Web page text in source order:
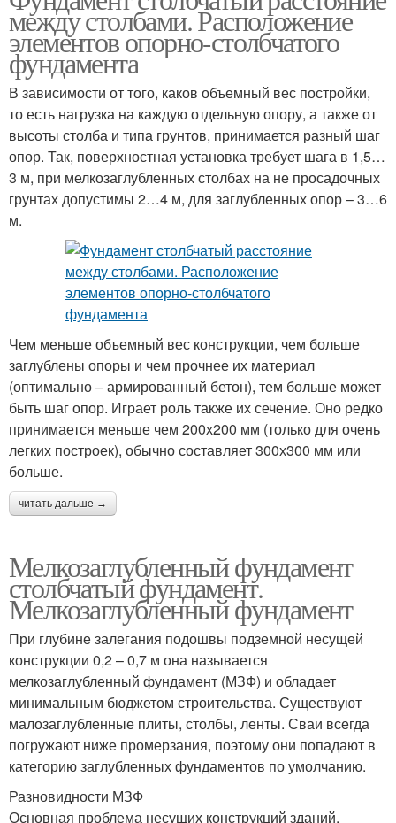
между столбами. Расположение
элементов опорно-столбчатого
фундамента
В зависимости от того, каков объемный вес постройки,
то есть нагрузка на каждую отдельную опору, а также от
высоты столба и типа грунтов, принимается разный шаг
опор. Так, поверхностная установка требует шага в 1,5…
3 м, при мелкозаглубленных столбах на не просадочных
грунтах допустимы 2…4 м, для заглубленных опор – 3…6
м.
Чем меньше объемный вес конструкции, чем больше
заглублены опоры и чем прочнее их материал
(оптимально – армированный бетон), тем больше может
быть шаг опор. Играет роль также их сечение. Оно редко
принимается меньше чем 200х200 мм (только для очень
легких построек), обычно составляет 300х300 мм или
больше.
читать дальше →
Мелкозаглубленный фундамент
столбчатый фундамент.
Мелкозаглубленный фундамент
При глубине залегания подошвы подземной несущей
конструкции 0,2 – 0,7 м она называется
мелкозаглубленный фундамент (МЗФ) и обладает
минимальным бюджетом строительства. Существуют
малозаглубленные плиты, столбы, ленты. Сваи всегда
погружают ниже промерзания, поэтому они попадают в
категорию заглубленных фундаментов по умолчанию.
Разновидности МЗФ
Основная проблема несущих конструкций зданий,